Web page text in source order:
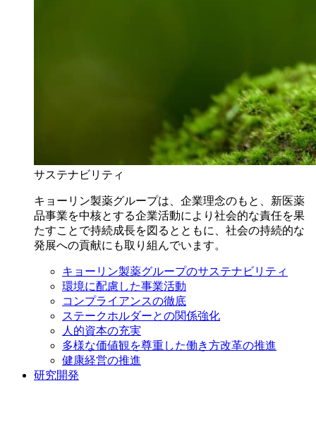
サステナビリティ
キョーリン製薬グループは、企業理念のもと、新医薬
品事業を中核とする企業活動により社会的な責任を果
たすことで持続成長を図るとともに、社会の持続的な
発展への貢献にも取り組んでいます。
キョーリン製薬グループのサステナビリティ
環境に配慮した事業活動
コンプライアンスの徹底
ステークホルダーとの関係強化
人的資本の充実
多様な価値観を尊重した働き方改革の推進
健康経営の推進
研究開発